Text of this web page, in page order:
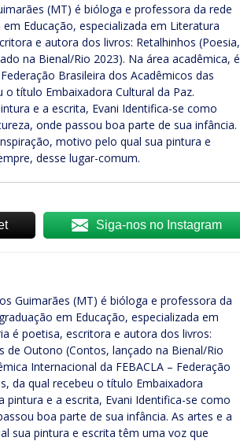
(MT) é bióloga e professora da rede
Educação, especializada em Literatura
e autora dos livros: Retalhinhos (Poesia,
na Bienal/Rio 2023). Na área acadêmica, é
Brasileira dos Acadêmicos das
título Embaixadora Cultural da Paz.
e a escrita, Evani Identifica-se como
onde passou boa parte de sua infância.
motivo pelo qual sua pintura e
desse lugar-comum.
Siga-nos no Instagram
Guimarães (MT) é bióloga e professora da
em Educação, especializada em
é poetisa, escritora e autora dos livros:
de Outono (Contos, lançado na Bienal/Rio
Internacional da FEBACLA – Federação
da qual recebeu o título Embaixadora
pintura e a escrita, Evani Identifica-se como
boa parte de sua infância. As artes e a
sua pintura e escrita têm uma voz que